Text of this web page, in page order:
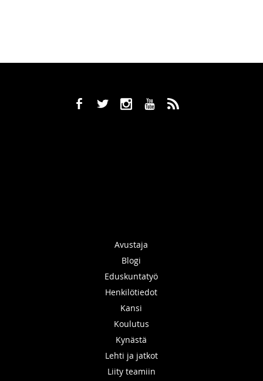
b a x r ,
Avustaja
Blogi
Eduskuntatyö
Henkilötiedot
Kansi
Koulutus
Kynästä
Lehti ja jatkot
Liity teamiin